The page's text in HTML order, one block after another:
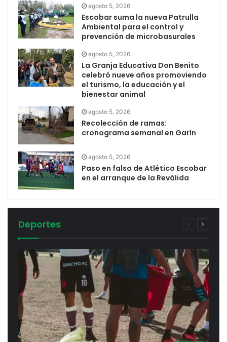
agosto 5, 2026
Escobar suma la nueva Patrulla
Ambiental para el control y
prevención de microbasurales
agosto 5, 2026
La Granja Educativa Don Benito
celebró nueve años promoviendo
el turismo, la educación y el
bienestar animal
agosto 5, 2026
Recolección de ramas:
cronograma semanal en Garín
agosto 5, 2026
Paso en falso de Atlético Escobar
en el arranque de la Reválida
Deportes